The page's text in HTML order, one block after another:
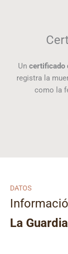
Un certificado
registra la
como la
DATOS
La